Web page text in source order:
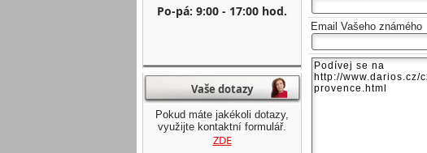
Email Vašeho známého
Po-pá: 9:00 - 17:00 hod.
Vaše dotazy
Pokud máte jakékoli dotazy,
využijte kontaktní formulář.
ZDE